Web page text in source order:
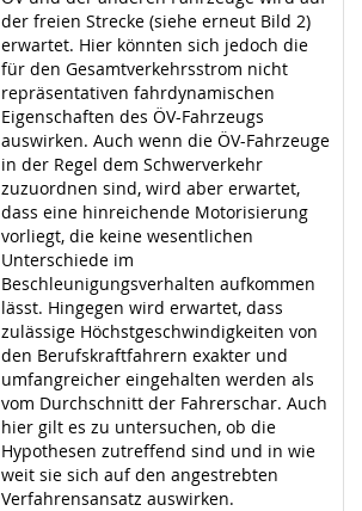
der freien Strecke (siehe erneut Bild 2)
erwartet. Hier könnten sich jedoch die
für den Gesamtverkehrsstrom nicht
repräsentativen fahrdynamischen
Eigenschaften des ÖV-Fahrzeugs
auswirken. Auch wenn die ÖV-Fahrzeuge
in der Regel dem Schwerverkehr
zuzuordnen sind, wird aber erwartet,
dass eine hinreichende Motorisierung
vorliegt, die keine wesentlichen
Unterschiede im
Beschleunigungsverhalten aufkommen
lässt. Hingegen wird erwartet, dass
zulässige Höchstgeschwindigkeiten von
den Berufskraftfahrern exakter und
umfangreicher eingehalten werden als
vom Durchschnitt der Fahrerschar. Auch
hier gilt es zu untersuchen, ob die
Hypothesen zutreffend sind und in wie
weit sie sich auf den angestrebten
Verfahrensansatz auswirken.